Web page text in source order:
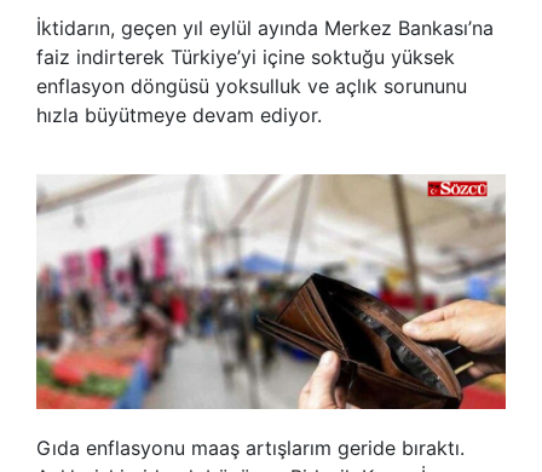
İktidarın, geçen yıl eylül ayında Merkez Bankası’na
faiz indirterek Türkiye’yi içine soktuğu yüksek
enflasyon döngüsü yoksulluk ve açlık sorununu
hızla büyütmeye devam ediyor.
Gıda enflasyonu maaş artışlarım geride bıraktı.